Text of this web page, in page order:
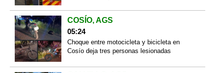
COSÍO, AGS
05:24
Choque entre motocicleta y bicicleta en
Cosío deja tres personas lesionadas